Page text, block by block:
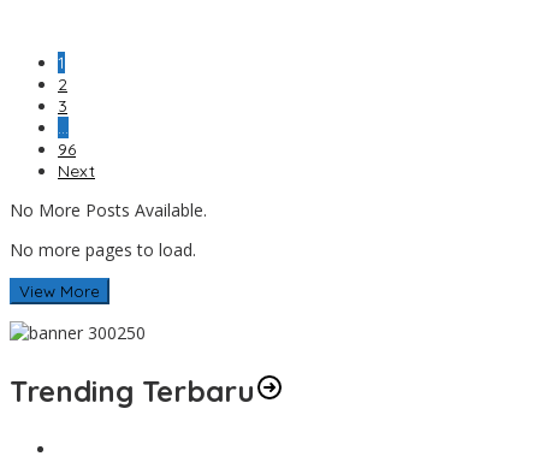
1
2
3
…
96
Next
No More Posts Available.
No more pages to load.
View More
Trending Terbaru